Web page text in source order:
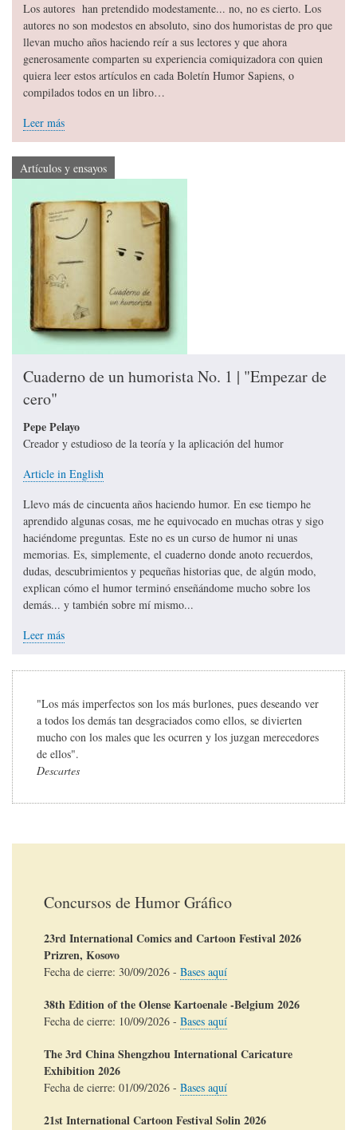
Los autores han pretendido modestamente... no, no es cierto. Los
autores no son modestos en absoluto, sino dos humoristas de pro que
llevan mucho años haciendo reír a sus lectores y que ahora
generosamente comparten su experiencia comiquizadora con quien
quiera leer estos artículos en cada Boletín Humor Sapiens, o
compilados todos en un libro…
Leer más
Artículos y ensayos
Cuaderno de un humorista No. 1 | "Empezar de
cero"
Pepe Pelayo
Creador y estudioso de la teoría y la aplicación del humor
Article in English
Llevo más de cincuenta años haciendo humor. En ese tiempo he
aprendido algunas cosas, me he equivocado en muchas otras y sigo
haciéndome preguntas. Este no es un curso de humor ni unas
memorias. Es, simplemente, el cuaderno donde anoto recuerdos,
dudas, descubrimientos y pequeñas historias que, de algún modo,
explican cómo el humor terminó enseñándome mucho sobre los
demás... y también sobre mí mismo...
Leer más
"Los más imperfectos son los más burlones, pues deseando ver
a todos los demás tan desgraciados como ellos, se divierten
mucho con los males que les ocurren y los juzgan merecedores
de ellos".
Descartes
Concursos de Humor Gráfico
23rd International Comics and Cartoon Festival 2026
Prizren, Kosovo
Fecha de cierre: 30/09/2026 - Bases aquí
38th Edition of the Olense Kartoenale -Belgium 2026
Fecha de cierre: 10/09/2026 - Bases aquí
The 3rd China Shengzhou International Caricature
Exhibition 2026
Fecha de cierre: 01/09/2026 - Bases aquí
21st International Cartoon Festival Solin 2026